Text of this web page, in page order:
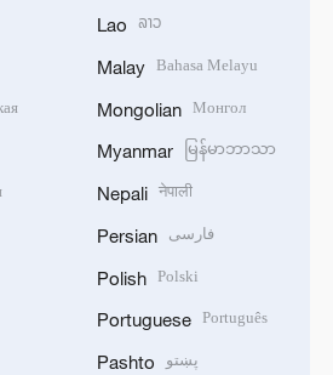
Lao ລາວ
Malay Bahasa Melayu
Mongolian Монгол
Myanmar မြန်မာဘာသာ
Nepali नेपाली
Persian فارسی
Polish Polski
Portuguese Português
Pashto پښتو